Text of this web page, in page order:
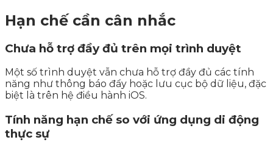
Hạn chế cần cân nhắc
Chưa hỗ trợ đầy đủ trên mọi trình duyệt
Một số trình duyệt vẫn chưa hỗ trợ đầy đủ các tính
năng như thông báo đẩy hoặc lưu cục bộ dữ liệu, đặc
biệt là trên hệ điều hành iOS.
Tính năng hạn chế so với ứng dụng di động
thực sự